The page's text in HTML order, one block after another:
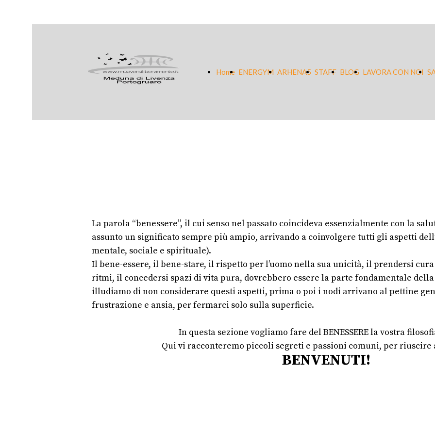
Home ENERGYM ARHENA5 STAFF BLOG LAVORA CON NOI
La parola “benessere”, il cui senso nel passato coincideva essenzialmente con la
assunto un significato sempre più ampio, arrivando a coinvolgere tutti gli aspetti
mentale, sociale e spirituale).
Il bene-essere, il bene-stare, il rispetto per l’uomo nella sua unicità, il prendersi
ritmi, il concedersi spazi di vita pura, dovrebbero essere la parte fondamentale
illudiamo di non considerare questi aspetti, prima o poi i nodi arrivano al pettine
frustrazione e ansia, per fermarci solo sulla superficie.
In questa sezione vogliamo fare del BENESSERE la vostra
Qui vi racconteremo piccoli segreti e passioni comuni, per riuscire
BENVENUTI!